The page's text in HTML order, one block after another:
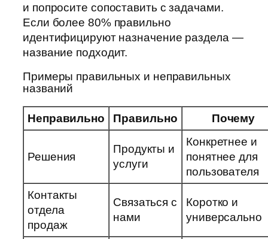
и попросите сопоставить с задачами.
Если более 80% правильно
идентифицируют назначение раздела —
название подходит.
Примеры правильных и неправильных
названий
Неправильно Правильно Почему
Решения
Продукты и
услуги
Конкретнее и
понятнее для
пользователя
Контакты
отдела
продаж
Связаться с
нами
Коротко и
универсально